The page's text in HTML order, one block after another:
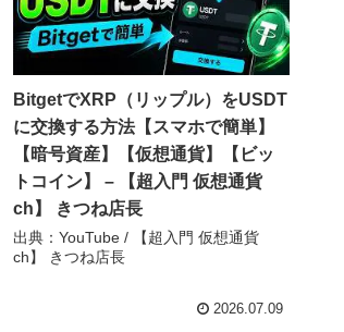
BitgetでXRP（リップル）をUSDT
に交換する方法【スマホで簡単】
【暗号資産】【仮想通貨】【ビッ
トコイン】 – 【超入門 仮想通貨
ch】 きつね店長
出典：YouTube / 【超入門 仮想通貨
ch】 きつね店長
2026.07.09